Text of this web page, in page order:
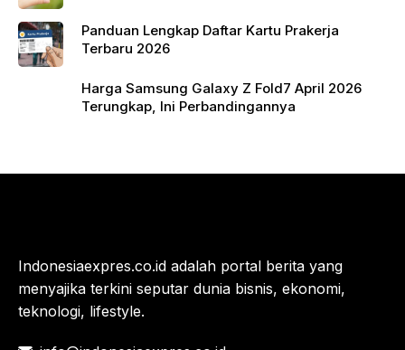
Panduan Lengkap Daftar Kartu Prakerja
Terbaru 2026
Harga Samsung Galaxy Z Fold7 April 2026
Terungkap, Ini Perbandingannya
Indonesiaexpres.co.id adalah portal berita yang
menyajika terkini seputar dunia bisnis, ekonomi,
teknologi, lifestyle.